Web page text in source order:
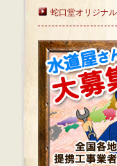
蛇口堂オリジナ